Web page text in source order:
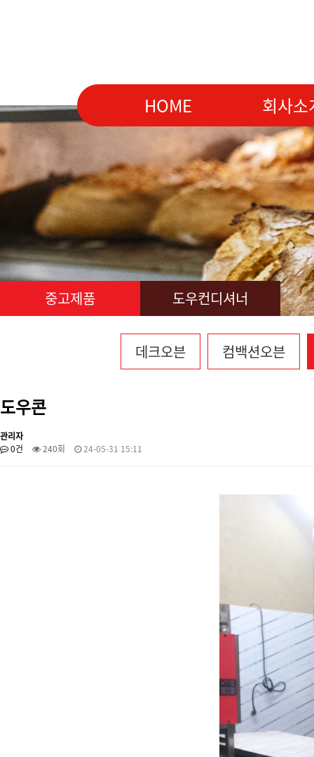
HOME 회사소
중고제품 도우컨디셔너
데크오븐 컴백션오븐
도우콘
관리자
0건
240회 24-05-31 15:11